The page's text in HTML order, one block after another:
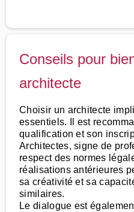
Conseils pour
architecte
Choisir un architecte
essentiels. Il est
qualification et son
Architectes, signe de
respect des normes
réalisations antérieures
sa créativité et sa
similaires.
Le dialogue est